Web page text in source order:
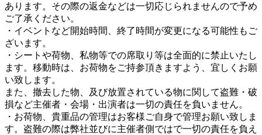
あります。その際の返金などは一切応じられませんので予め
ご了承ください。
・イベントなど開始時間、終了時間が変更になる可能性もご
ざいます。
・シートや荷物、私物等での席取り等は全面的に禁止いたし
ます。移動時は、お荷物をご持参頂きますよう、宜しくお願
い致します。
また、撤去した物、及び放置されている物に関して盗難・破
損など主催者・会場・出演者は一切の責任を負いません。
・お荷物、貴重品の管理はお客様ご自身で管理お願い致しま
す。盗難の際は弊社並びに主催者側ではで一切の責任を負え